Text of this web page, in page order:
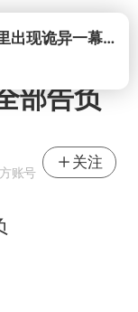
打开
部告负
账号
关注